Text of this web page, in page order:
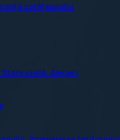
cetățeanului
civilă. Alegeri